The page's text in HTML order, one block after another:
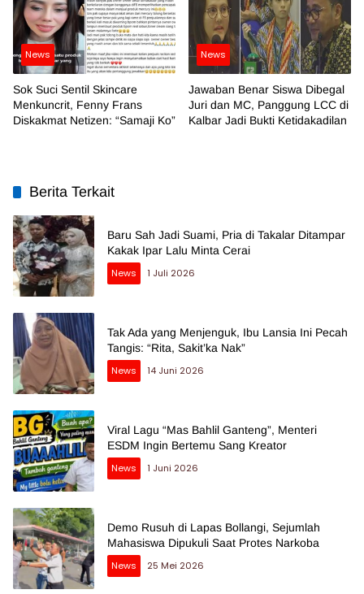
News
Sok Suci Sentil Skincare
Menkuncrit, Fenny Frans
Diskakmat Netizen: “Samaji Ko”
News
Jawaban Benar Siswa Dibegal
Juri dan MC, Panggung LCC di
Kalbar Jadi Bukti Ketidakadilan
Berita Terkait
Baru Sah Jadi Suami, Pria di Takalar Ditampar
Kakak Ipar Lalu Minta Cerai
News
1 Juli 2026
Tak Ada yang Menjenguk, Ibu Lansia Ini Pecah
Tangis: “Rita, Sakit’ka Nak”
News
14 Juni 2026
Viral Lagu “Mas Bahlil Ganteng”, Menteri
ESDM Ingin Bertemu Sang Kreator
News
1 Juni 2026
Demo Rusuh di Lapas Bollangi, Sejumlah
Mahasiswa Dipukuli Saat Protes Narkoba
News
25 Mei 2026